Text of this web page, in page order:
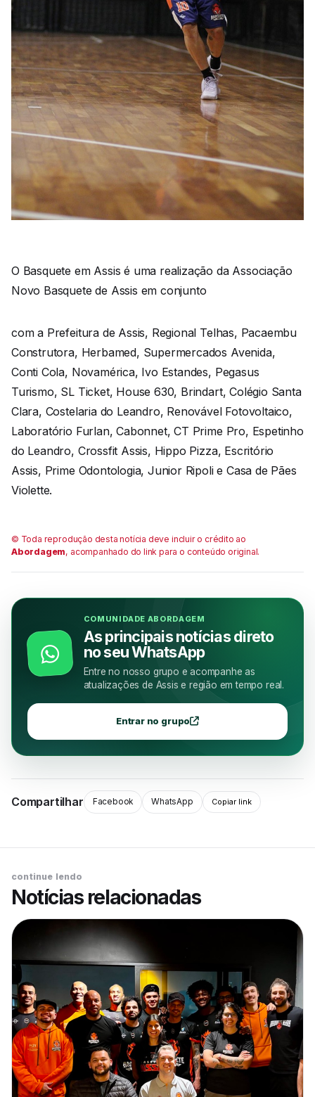
O Basquete em Assis é uma realização da Associação
Novo Basquete de Assis em conjunto
com a Prefeitura de Assis, Regional Telhas, Pacaembu
Construtora, Herbamed, Supermercados Avenida,
Conti Cola, Novamérica, Ivo Estandes, Pegasus
Turismo, SL Ticket, House 630, Brindart, Colégio Santa
Clara, Costelaria do Leandro, Renovável Fotovoltaico,
Laboratório Furlan, Cabonnet, CT Prime Pro, Espetinho
do Leandro, Crossfit Assis, Hippo Pizza, Escritório
Assis, Prime Odontologia, Junior Ripoli e Casa de Pães
Violette.
© Toda reprodução desta notícia deve incluir o crédito ao
Abordagem, acompanhado do link para o conteúdo original.
COMUNIDADE ABORDAGEM
As principais notícias direto
no seu WhatsApp
Entre no nosso grupo e acompanhe as
atualizações de Assis e região em tempo real.
Entrar no grupo
Compartilhar Facebook WhatsApp Copiar link
continue lendo
Notícias relacionadas